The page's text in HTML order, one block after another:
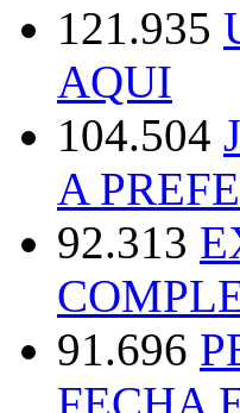
121.935
AQUI
104.504
A
92.313
91.696
FECHA